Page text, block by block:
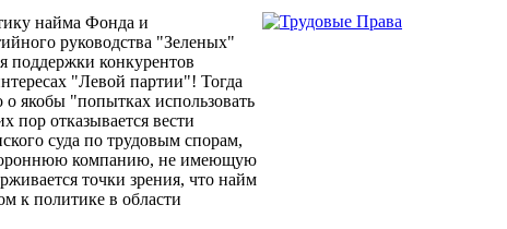
найма Фонда и
руководства "Зеленых"
поддержки конкурентов
"Левой партии"! Тогда
якобы "попытках использовать
пор отказывается вести
суда по трудовым спорам,
компанию, не имеющую
точки зрения, что найм
к политике в области